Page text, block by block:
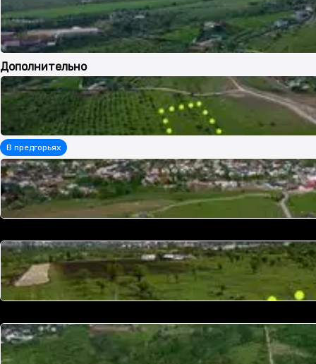
Площадь участка
1 га
Дополнительно
Ровный Удобный въезд Выкуплен Все документы
Расположение
В предгорьях
Видео-обзор